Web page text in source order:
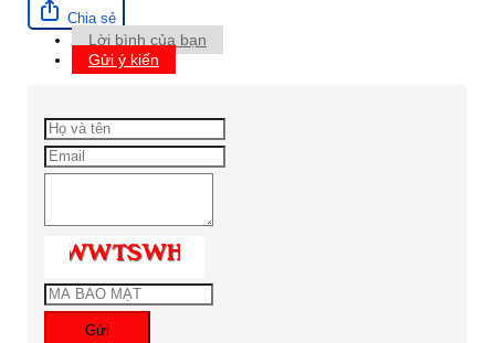
Chia sẻ
Lời bình của bạn
Gửi ý kiến
Gửi